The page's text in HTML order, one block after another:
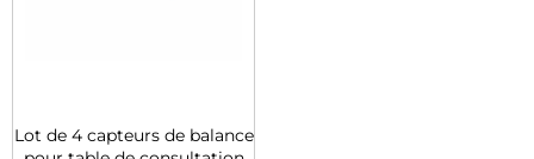
Lot de 4 capteurs de balance